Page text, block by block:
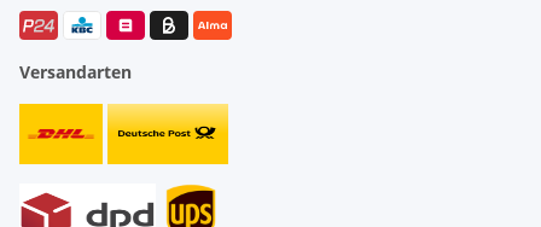
Versandarten